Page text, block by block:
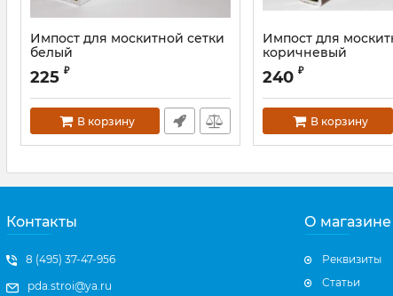
Импост для москитной сетки
белый
Артикул:
225 ₽
В корзину
Импост для
коричневый
240 ₽
В корзину
Контакты
8 (495) 37-47-956
pda.stroi@ya.ru
О магазине
Реквизиты
Статьи